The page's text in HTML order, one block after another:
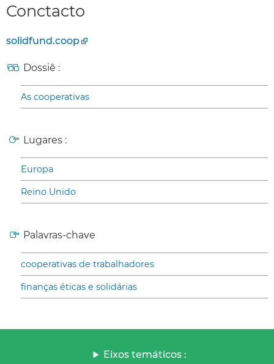
Conctacto
solidfund.coop
Dossiê :
As cooperativas
Lugares :
Europa
Reino Unido
Palavras-chave
cooperativas de trabalhadores
finanças éticas e solidárias
Eixos temáticos :